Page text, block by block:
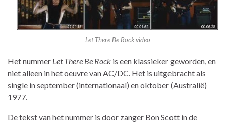
Let There Be Rock video
Het nummer Let There Be Rock is een klassieker geworden, en
niet alleen in het oeuvre van AC/DC. Het is uitgebracht als
single in september (internationaal) en oktober (Australië)
1977.
De tekst van het nummer is door zanger Bon Scott in de